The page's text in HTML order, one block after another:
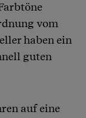
vom
haben ein
guten
auf eine